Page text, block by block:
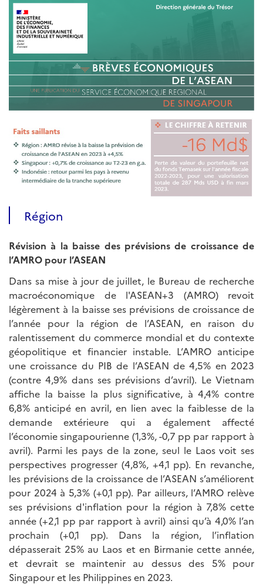
Région
Révision à la baisse des prévisions de croissance de
l’AMRO pour l’ASEAN
Dans sa mise à jour de juillet, le Bureau de recherche
macroéconomique de l'ASEAN+3 (AMRO) revoit
légèrement à la baisse ses prévisions de croissance de
l’année pour la région de l’ASEAN, en raison du
ralentissement du commerce mondial et du contexte
géopolitique et financier instable. L’AMRO anticipe
une croissance du PIB de l’ASEAN de 4,5% en 2023
(contre 4,9% dans ses prévisions d’avril). Le Vietnam
affiche la baisse la plus significative, à 4,4% contre
6,8% anticipé en avril, en lien avec la faiblesse de la
demande extérieure qui a également affecté
l’économie singapourienne (1,3%, -0,7 pp par rapport à
avril). Parmi les pays de la zone, seul le Laos voit ses
perspectives progresser (4,8%, +4,1 pp). En revanche,
les prévisions de la croissance de l’ASEAN s’améliorent
pour 2024 à 5,3% (+0,1 pp). Par ailleurs, l’AMRO relève
ses prévisions d'inflation pour la région à 7,8% cette
année (+2,1 pp par rapport à avril) ainsi qu’à 4,0% l’an
prochain (+0,1 pp). Dans la région, l’inflation
dépasserait 25% au Laos et en Birmanie cette année,
et devrait se maintenir au dessus des 5% pour
Singapour et les Philippines en 2023.